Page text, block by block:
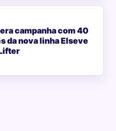
campanha com 40
da nova linha Elseve